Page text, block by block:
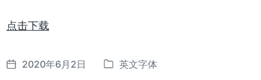
点击下载
发
2020年6月2日
发
英文字体